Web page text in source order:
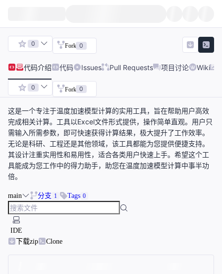
0 Fork 0
代码介绍 代码 Issues Pull Requests 项目讨论 Wiki
0 Fork 0
这是一个专注于温度加速模型计算的实用工具，旨在帮助用户高效
完成相关计算。工具以Excel文件形式提供，操作简单直观。用户只
需输入所需参数，即可快速获得计算结果，极大提升了工作效率。
无论是科研、工程还是其他领域，该工具都能为您提供便捷支持。
其设计注重实用性和易用性，适合各类用户快速上手。希望这个工
具能成为您工作中的得力助手，助您在温度加速模型计算中事半功
倍。
main 分支 1 Tags 0
IDE
下载zip
Clone